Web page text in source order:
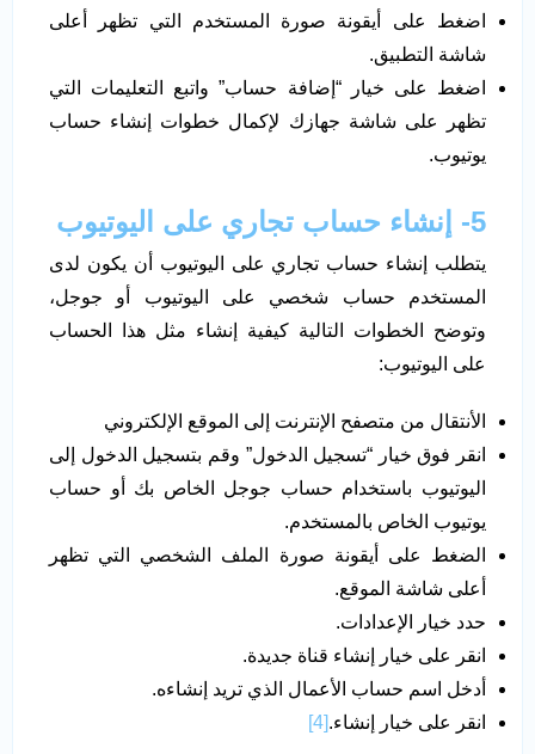
اضغط على أيقونة صورة المستخدم التي تظهر أعلى
شاشة التطبيق.
اضغط على خيار “إضافة حساب” واتبع التعليمات التي
تظهر على شاشة جهازك لإكمال خطوات إنشاء حساب
يوتيوب.
5- إنشاء حساب تجاري على اليوتيوب
يتطلب إنشاء حساب تجاري على اليوتيوب أن يكون لدى
المستخدم حساب شخصي على اليوتيوب أو جوجل،
وتوضح الخطوات التالية كيفية إنشاء مثل هذا الحساب
على اليوتيوب:
الأنتقال من متصفح الإنترنت إلى الموقع الإلكتروني
انقر فوق خيار “تسجيل الدخول” وقم بتسجيل الدخول إلى
اليوتيوب باستخدام حساب جوجل الخاص بك أو حساب
يوتيوب الخاص بالمستخدم.
الضغط على أيقونة صورة الملف الشخصي التي تظهر
أعلى شاشة الموقع.
حدد خيار الإعدادات.
انقر على خيار إنشاء قناة جديدة.
أدخل اسم حساب الأعمال الذي تريد إنشاءه.
انقر على خيار إنشاء.[4]